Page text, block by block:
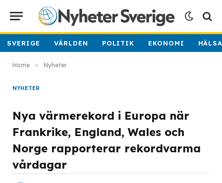
SVERIGE VÄRLDEN POLITIK EKONOMI
Home » Nyheter
NYHETER
Nya värmerekord i Europa när
Frankrike, England, Wales och
Norge rapporterar rekordvarma
vårdagar